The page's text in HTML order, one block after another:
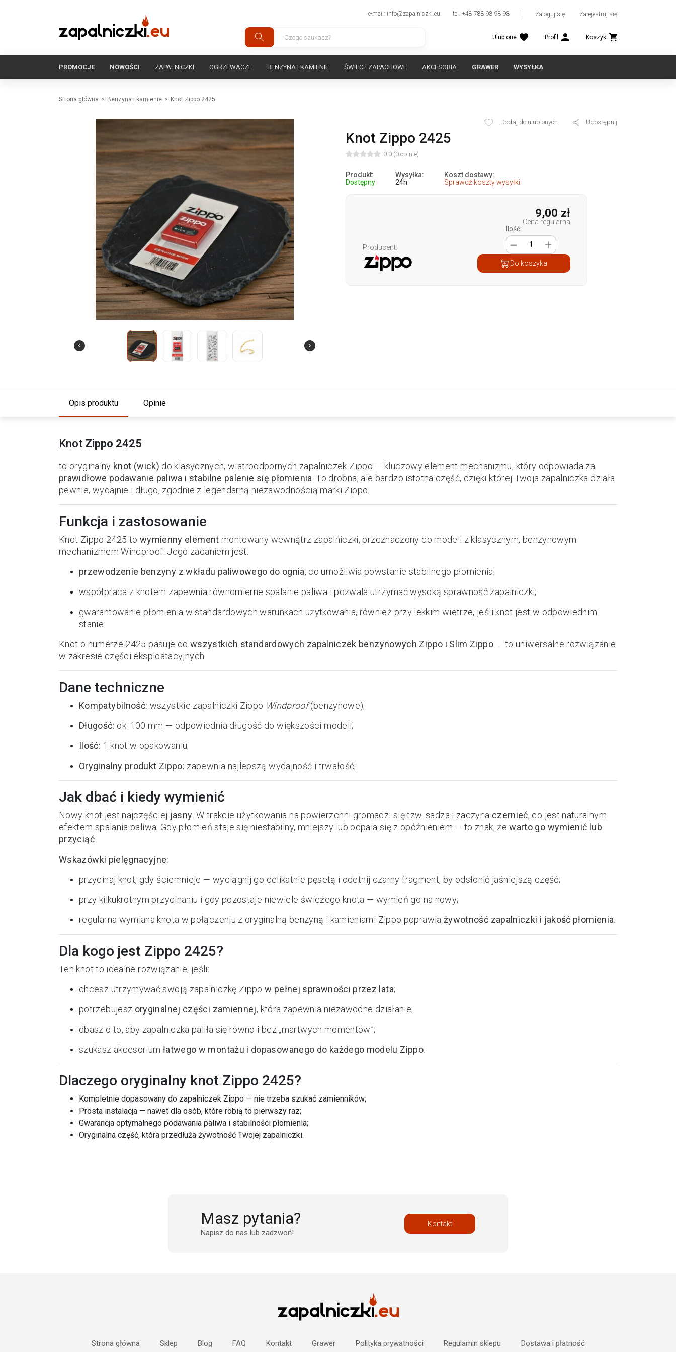
e-mail: info@zapalniczki.eu tel. +48 788 98 98 98 Zaloguj się Zarejestruj się
Ulubione Profil Koszyk
PROMOCJE NOWOŚCI ZAPALNICZKI OGRZEWACZE BENZYNA I KAMIENIE ŚWIECE ZAPACHOWE AKCESORIA GRAWER WYSYŁKA
Strona główna Benzyna i kamienie Knot Zippo 2425
Dodaj do ulubionych Udostępnij
Knot Zippo 2425
0.0 (0 opinie)
Produkt:
Dostępny
Wysyłka:
24h
Koszt dostawy:
Sprawdź koszty wysyłki
Producent:
9,00 zł
Cena regularna
Ilość:
1
Do koszyka
Opis produktu Opinie
Knot Zippo 2425
to oryginalny knot (wick) do klasycznych, wiatroodpornych zapalniczek Zippo — kluczowy element mechanizmu, który odpowiada za
prawidłowe podawanie paliwa i stabilne palenie się płomienia . To drobna, ale bardzo istotna część, dzięki której Twoja zapalniczka działa
pewnie, wydajnie i długo, zgodnie z legendarną niezawodnością marki Zippo.
Funkcja i zastosowanie
Knot Zippo 2425 to wymienny element montowany wewnątrz zapalniczki, przeznaczony do modeli z klasycznym, benzynowym
mechanizmem Windproof. Jego zadaniem jest:
przewodzenie benzyny z wkładu paliwowego do ognia, co umożliwia powstanie stabilnego płomienia;
współpraca z knotem zapewnia równomierne spalanie paliwa i pozwala utrzymać wysoką sprawność zapalniczki;
gwarantowanie płomienia w standardowych warunkach użytkowania, również przy lekkim wietrze, jeśli knot jest w odpowiednim
stanie.
Knot o numerze 2425 pasuje do wszystkich standardowych zapalniczek benzynowych Zippo i Slim Zippo— to uniwersalne rozwiązanie
w zakresie części eksploatacyjnych.
Dane techniczne
Kompatybilność: wszystkie zapalniczki Zippo Windproof(benzynowe);
Długość: ok. 100 mm — odpowiednia długość do większości modeli;
Ilość: 1 knot w opakowaniu;
Oryginalny produkt Zippo: zapewnia najlepszą wydajność i trwałość;
Jak dbać i kiedy wymienić
Nowy knot jest najczęściej jasny . W trakcie użytkowania na powierzchni gromadzi się tzw. sadza i zaczyna czernieć, co jest naturalnym
efektem spalania paliwa. Gdy płomień staje się niestabilny, mniejszy lub odpala się z opóźnieniem — to znak, żewarto go wymienić lub
przyciąć.
Wskazówki pielęgnacyjne:
przycinaj knot, gdy ściemnieje — wyciągnij go delikatnie pęsetą i odetnij czarny fragment, by odsłonić jaśniejszą część;
przy kilkukrotnym przycinaniu i gdy pozostaje niewiele świeżego knota — wymień go na nowy;
regularna wymiana knota w połączeniu z oryginalną benzyną i kamieniami Zippo poprawia żywotność zapalniczki i jakość płomienia
Dla kogo jest Zippo 2425?
Ten knot to idealne rozwiązanie, jeśli:
chcesz utrzymywać swoją zapalniczkę Zippow pełnej sprawności przez lata;
potrzebujesz oryginalnej części zamiennej, która zapewnia niezawodne działanie;
dbasz o to, aby zapalniczka paliła się równo i bez „martwych momentów”;
szukasz akcesorium łatwego w montażu i dopasowanego do każdego modelu Zippo
Dlaczego oryginalny knot Zippo 2425?
Kompletnie dopasowany do zapalniczek Zippo — nie trzeba szukać zamienników;
Prosta instalacja — nawet dla osób, które robią to pierwszy raz;
Gwarancja optymalnego podawania paliwa i stabilności płomienia;
Oryginalna część, która przedłuża żywotność Twojej zapalniczki.
Masz pytania?
Napisz do nas lub zadzwoń!
Kontakt
Strona główna Sklep Blog FAQ Kontakt Grawer Polityka prywatności Regulamin sklepu Dostawa i płatność